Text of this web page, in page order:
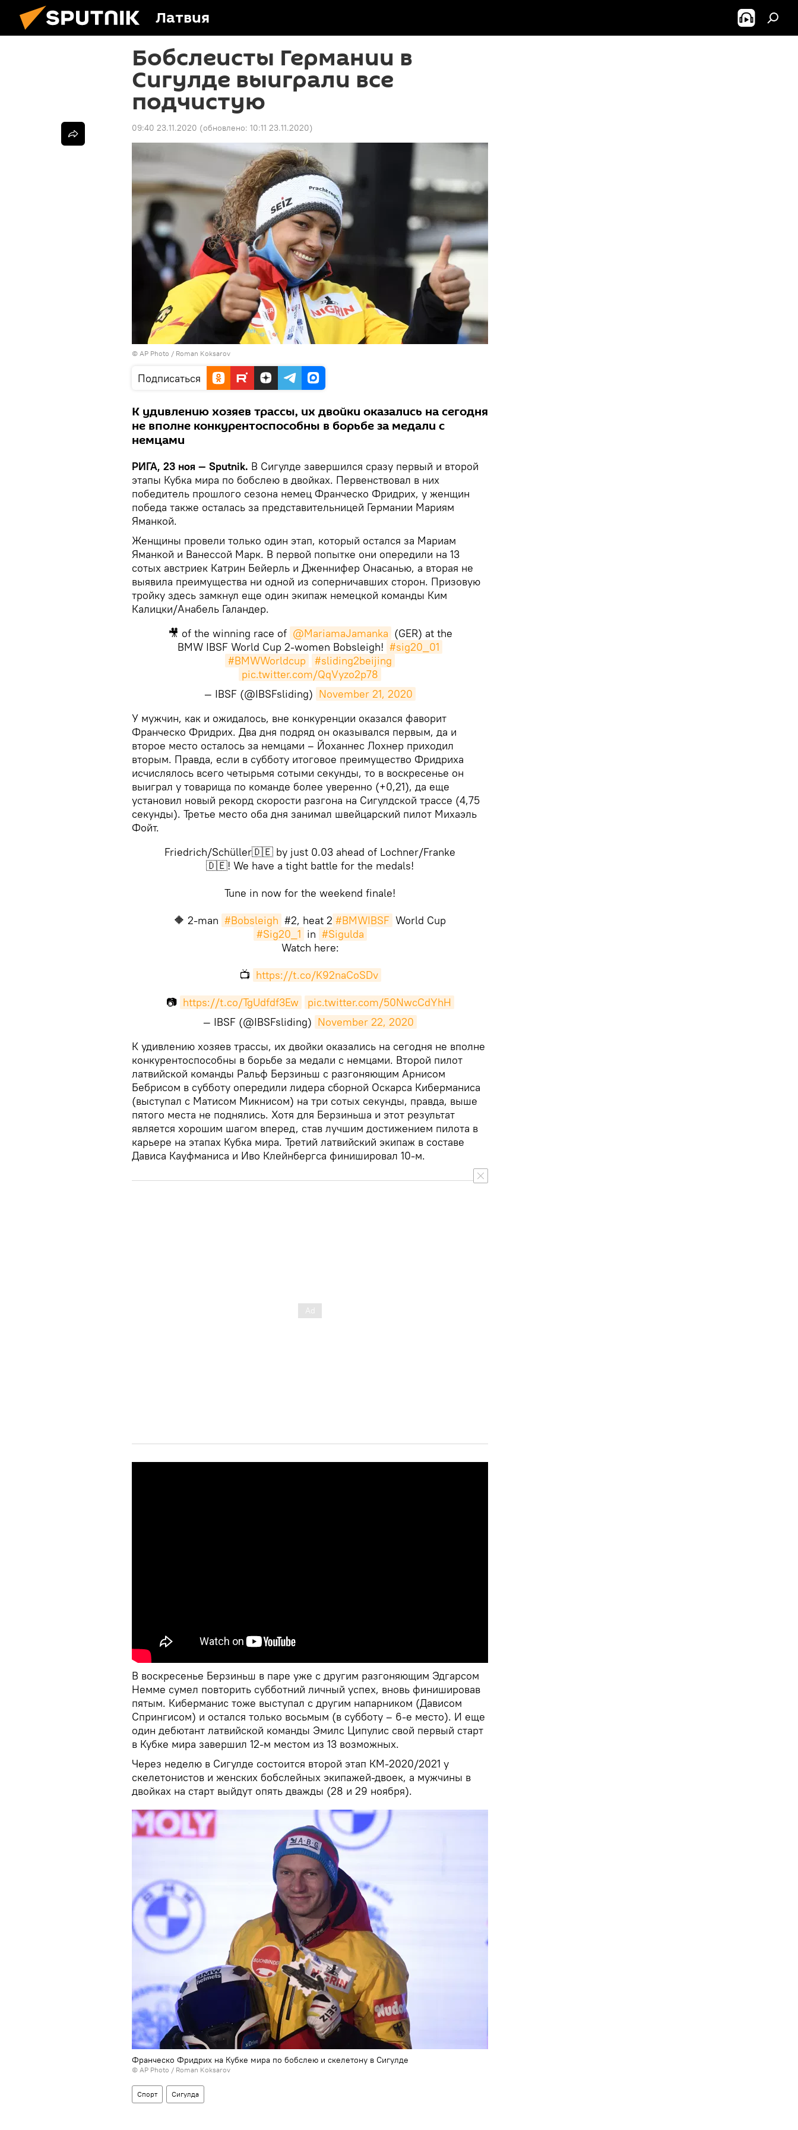
Латвия
Бобслеисты Германии в
Сигулде выиграли все
подчистую
09:40 23.11.2020 (обновлено: 10:11 23.11.2020)
© AP Photo / Roman Koksarov
Подписаться
К удивлению хозяев трассы, их двойки оказались на сегодня
не вполне конкурентоспособны в борьбе за медали с
немцами
РИГА, 23 ноя — Sputnik. В Сигулде завершился сразу первый и второй
этапы Кубка мира по бобслею в двойках. Первенствовал в них
победитель прошлого сезона немец Франческо Фридрих, у женщин
победа также осталась за представительницей Германии Мариям
Яманкой.
Женщины провели только один этап, который остался за Мариам
Яманкой и Ванессой Марк. В первой попытке они опередили на 13
сотых австриек Катрин Бейерль и Дженнифер Онасанью, а вторая не
выявила преимущества ни одной из соперничавших сторон. Призовую
тройку здесь замкнул еще один экипаж немецкой команды Ким
Калицки/Анабель Галандер.
🎥 of the winning race of @MariamaJamanka (GER) at the
BMW IBSF World Cup 2-women Bobsleigh! #sig20_01
#BMWWorldcup
#sliding2beijing
pic.twitter.com/QqVyzo2p78
— IBSF (@IBSFsliding) November 21, 2020
​У мужчин, как и ожидалось, вне конкуренции оказался фаворит
Франческо Фридрих. Два дня подряд он оказывался первым, да и
второе место осталось за немцами – Йоханнес Лохнер приходил
вторым. Правда, если в субботу итоговое преимущество Фридриха
исчислялось всего четырьмя сотыми секунды, то в воскресенье он
выиграл у товарища по команде более уверенно (+0,21), да еще
установил новый рекорд скорости разгона на Сигулдской трассе (4,75
секунды). Третье место оба дня занимал швейцарский пилот Михаэль
Фойт.
Friedrich/Schüller🇩🇪 by just 0.03 ahead of Lochner/Franke
🇩🇪! We have a tight battle for the medals!
Tune in now for the weekend finale!
🔶 2-man #Bobsleigh #2, heat 2 #BMWIBSF World Cup
#Sig20_1 in #Sigulda
Watch here:
📺 https://t.co/K92naCoSDv
📷 https://t.co/TgUdfdf3Ew
pic.twitter.com/50NwcCdYhH
— IBSF (@IBSFsliding) November 22, 2020
​К удивлению хозяев трассы, их двойки оказались на сегодня не вполне
конкурентоспособны в борьбе за медали с немцами. Второй пилот
латвийской команды Ральф Берзиньш с разгоняющим Арнисом
Бебрисом в субботу опередили лидера сборной Оскарса Киберманиса
(выступал с Матисом Микнисом) на три сотых секунды, правда, выше
пятого места не поднялись. Хотя для Берзиньша и этот результат
является хорошим шагом вперед, став лучшим достижением пилота в
карьере на этапах Кубка мира. Третий латвийский экипаж в составе
Дависа Кауфманиса и Иво Клейнбергса финишировал 10-м.
В воскресенье Берзиньш в паре уже с другим разгоняющим Эдгарсом
Немме сумел повторить субботний личный успех, вновь финишировав
пятым. Киберманис тоже выступал с другим напарником (Дависом
Спрингисом) и остался только восьмым (в субботу – 6-е место). И еще
один дебютант латвийской команды Эмилс Ципулис свой первый старт
в Кубке мира завершил 12-м местом из 13 возможных.
Через неделю в Сигулде состоится второй этап КМ-2020/2021 у
скелетонистов и женских бобслейных экипажей-двоек, а мужчины в
двойках на старт выйдут опять дважды (28 и 29 ноября).
Франческо Фридрих на Кубке мира по бобслею и скелетону в Сигулде
© AP Photo / Roman Koksarov
Спорт Сигулда